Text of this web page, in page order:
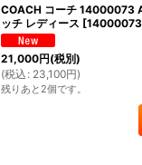
COACH コーチ 14000073
ッチ レディース [14000073
21,000円(税別)
(税込 : 23,100円)
残りあと2個です。